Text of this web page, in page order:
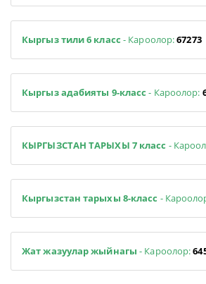
Кыргыз тили 6 класс - Кароолор:67273
Кыргыз адабияты 9-класс- Кароолор:
КЫРГЫЗСТАН ТАРЫХЫ 7 класс -
Кыргызстан тарыхы 8-класс -
Жат жазуулар жыйнагы - Кароолор: